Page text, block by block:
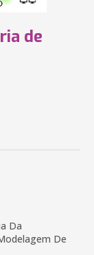
de
Da
De